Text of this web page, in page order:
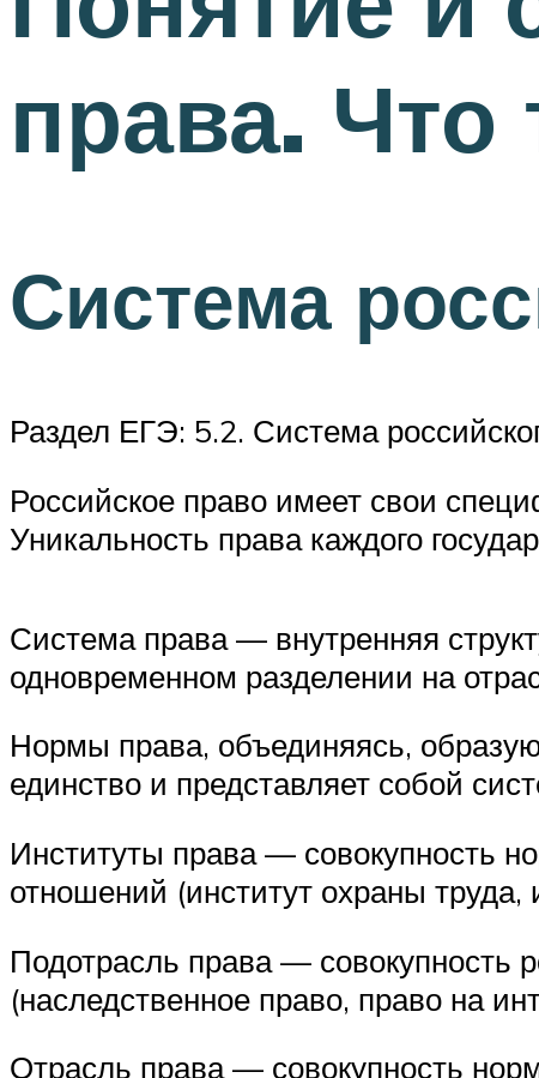
права. Что
Система
Раздел ЕГЭ: 5.2. Система
Российское право имеет свои
Уникальность права каждого
Система права — внутренняя
одновременном разделении на
Нормы права, объединяясь,
единство и представляет собой
Институты права — совокупность
отношений (институт охраны труда,
Подотрасль права — совокупность
(наследственное право, право на
Отрасль права — совокупность